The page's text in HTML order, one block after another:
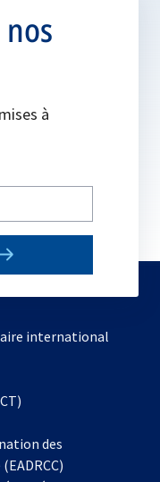
à
international
des